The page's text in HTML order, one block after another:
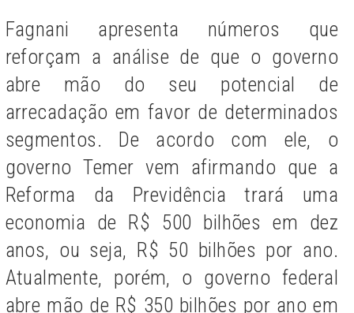
Fagnani apresenta números que
reforçam a análise de que o governo
abre mão do seu potencial de
arrecadação em favor de determinados
segmentos. De acordo com ele, o
governo Temer vem afirmando que a
Reforma da Previdência trará uma
economia de R$ 500 bilhões em dez
anos, ou seja, R$ 50 bilhões por ano.
Atualmente, porém, o governo federal
abre mão de R$ 350 bilhões por ano em